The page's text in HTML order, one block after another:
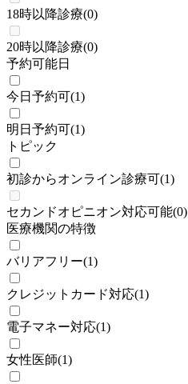
18時以降診療(0)
20時以降診療(0)
予約可能日
今日予約可(1)
明日予約可(1)
トピック
初診からオンライン診療可(1)
セカンドオピニオン対応可能(0)
医療機関の特徴
バリアフリー(1)
クレジットカード対応(1)
電子マネー対応(1)
女性医師(1)